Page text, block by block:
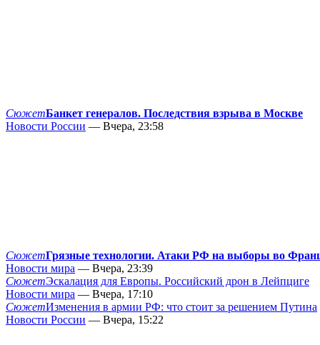
СюжетБанкет генералов. Последствия взрыва в Москве
Новости России — Вчера, 23:58
СюжетГрязные технологии. Атаки РФ на выборы во
Новости мира — Вчера, 23:39
СюжетЭскалация для Европы. Российский дрон в Лейпциге
Новости мира — Вчера, 17:10
СюжетИзменения в армии РФ: что стоит за решением Путина
Новости России — Вчера, 15:22